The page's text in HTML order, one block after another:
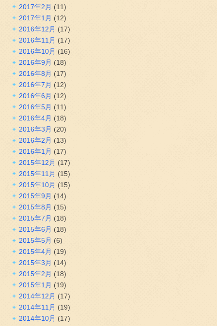
2017年2月 (11)
2017年1月 (12)
2016年12月 (17)
2016年11月 (17)
2016年10月 (16)
2016年9月 (18)
2016年8月 (17)
2016年7月 (12)
2016年6月 (12)
2016年5月 (11)
2016年4月 (18)
2016年3月 (20)
2016年2月 (13)
2016年1月 (17)
2015年12月 (17)
2015年11月 (15)
2015年10月 (15)
2015年9月 (14)
2015年8月 (15)
2015年7月 (18)
2015年6月 (18)
2015年5月 (6)
2015年4月 (19)
2015年3月 (14)
2015年2月 (18)
2015年1月 (19)
2014年12月 (17)
2014年11月 (19)
2014年10月 (17)